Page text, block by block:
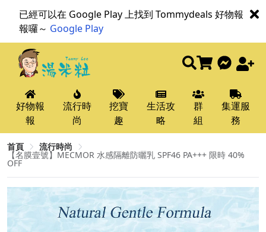
已經可以在 Google Play 上找到 Tommydeals 好物報
報囉～ Google Play
好物報
報
流行時
尚
挖寶
趣
生活攻
略
群
組
集運服
務
首頁 流行時尚
【名膜壹號】MECMOR 水感隔離防曬乳 SPF46 PA+++ 限時 40%
OFF